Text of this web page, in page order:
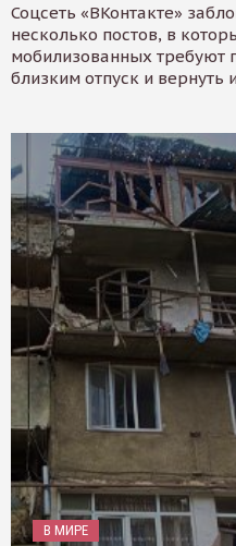
Соцсеть «ВКонтакте»
несколько постов, в
мобилизованных требуют
близким отпуск и вернуть
В МИРЕ